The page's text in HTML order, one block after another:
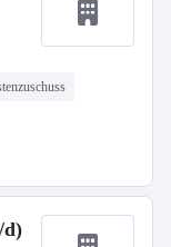
d)